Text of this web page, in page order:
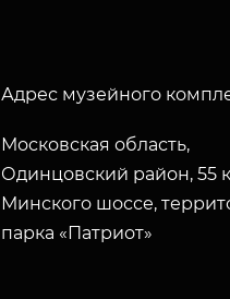
Адрес музейного
Московская область,
Одинцовский район, 55
Минского шоссе,
парка «Патриот»